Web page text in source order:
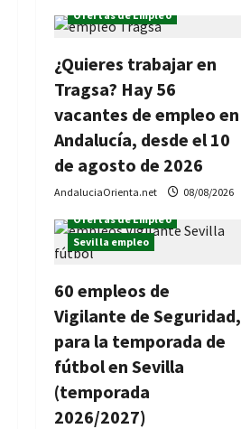
n
d
e
e
n
t
r
a
d
a
s
Ofertas de Empleo
¿Quieres trabajar en
Tragsa? Hay 56
vacantes de empleo en
Andalucía, desde el 10
de agosto de 2026
AndaluciaOrienta.net
08/08/2026
Ofertas de Empleo
Sevilla empleo
60 empleos de
Vigilante de Seguridad,
para la temporada de
fútbol en Sevilla
(temporada
2026/2027)